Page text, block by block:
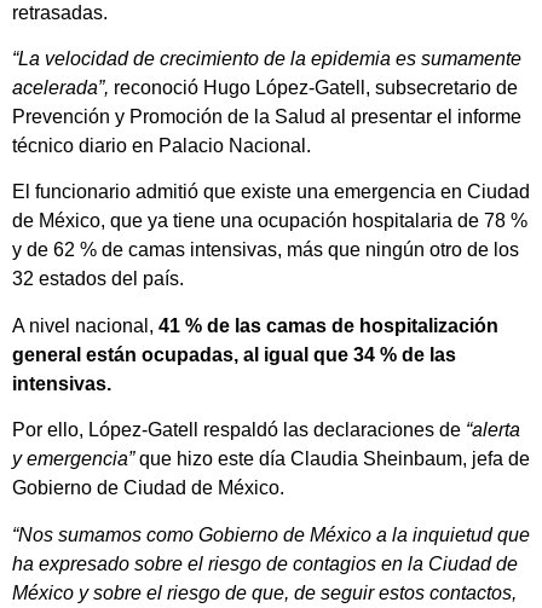
retrasadas.
“La velocidad de crecimiento de la epidemia es sumamente
acelerada”, reconoció Hugo López-Gatell, subsecretario de
Prevención y Promoción de la Salud al presentar el informe
técnico diario en Palacio Nacional.
El funcionario admitió que existe una emergencia en Ciudad
de México, que ya tiene una ocupación hospitalaria de 78 %
y de 62 % de camas intensivas, más que ningún otro de los
32 estados del país.
A nivel nacional, 41 % de las camas de hospitalización
general están ocupadas, al igual que 34 % de las
intensivas.
Por ello, López-Gatell respaldó las declaraciones de “alerta
y emergencia”que hizo este día Claudia Sheinbaum, jefa de
Gobierno de Ciudad de México.
“Nos sumamos como Gobierno de México a la inquietud que
ha expresado sobre el riesgo de contagios en la Ciudad de
México y sobre el riesgo de que, de seguir estos contactos,